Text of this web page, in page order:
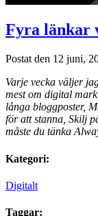
Fyra länkar
Postat den 12 juni,
Varje vecka väljer
mest om digital
långa bloggposter,
för att stanna, Skilj
måste du tänka
Kategori:
Digitalt
Taggar: